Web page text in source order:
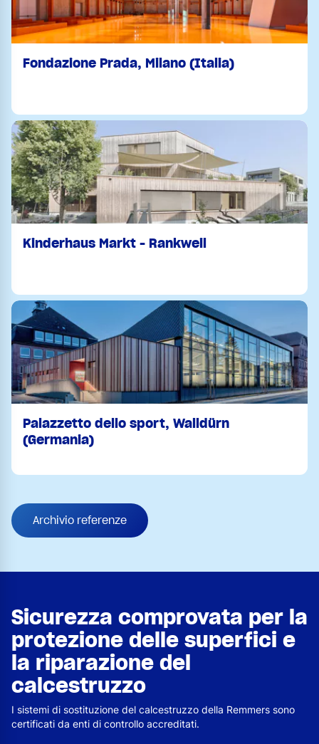
Fondazione Prada, Milano (Italia)
Kinderhaus Markt - Rankweil
Palazzetto dello sport, Walldürn
(Germania)
Archivio referenze
Sicurezza comprovata per la
protezione delle superfici e
la riparazione del
calcestruzzo
I sistemi di sostituzione del calcestruzzo della Remmers sono
certificati da enti di controllo accreditati.